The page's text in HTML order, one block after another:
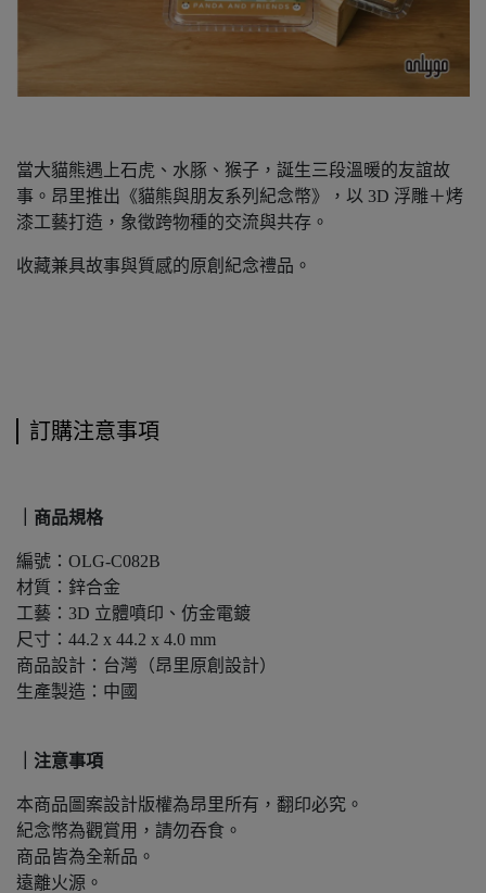
當大貓熊遇上石虎、水豚、猴子，誕生三段溫暖的友誼故
事。昂里推出《貓熊與朋友系列紀念幣》，以 3D 浮雕＋烤
漆工藝打造，象徵跨物種的交流與共存。
收藏兼具故事與質感的原創紀念禮品。
訂購注意事項
｜商品規格
編號：OLG-C082B
材質：鋅合金
工藝：3D 立體噴印、仿金電鍍
尺寸：44.2 x 44.2 x 4.0 mm
商品設計：台灣（昂里原創設計）
生產製造：中國
｜注意事項
本商品圖案設計版權為昂里所有，翻印必究。
紀念幣為觀賞用，請勿吞食。
商品皆為全新品。
遠離火源。